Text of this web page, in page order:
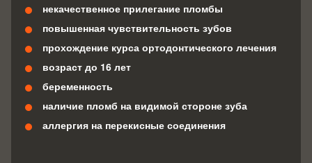
некачественное прилегание пломбы
повышенная чувствительность зубов
прохождение курса ортодонтического лечения
возраст до 16 лет
беременность
наличие пломб на видимой стороне зуба
аллергия на перекисные соединения